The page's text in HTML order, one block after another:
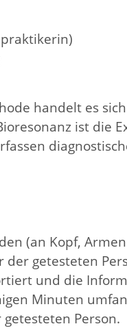
handelt es
ist die
(an Kopf,
getesteten
und die
Minuten
Person.